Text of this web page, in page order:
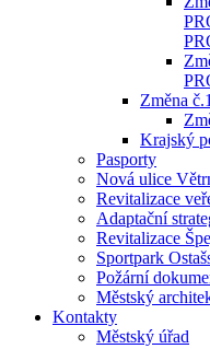
Změna č.1
Krajský
Pasporty
Nová ulice
Revitalizace
Adaptační
Revitalizace
Sportpark
Požární
Městský
Kontakty
Městský úřad